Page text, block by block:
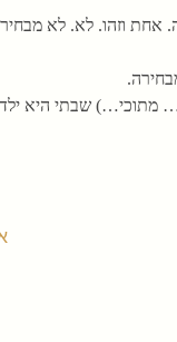
אחת וזהו. לא. לא
מתוכי…) שבתי היא